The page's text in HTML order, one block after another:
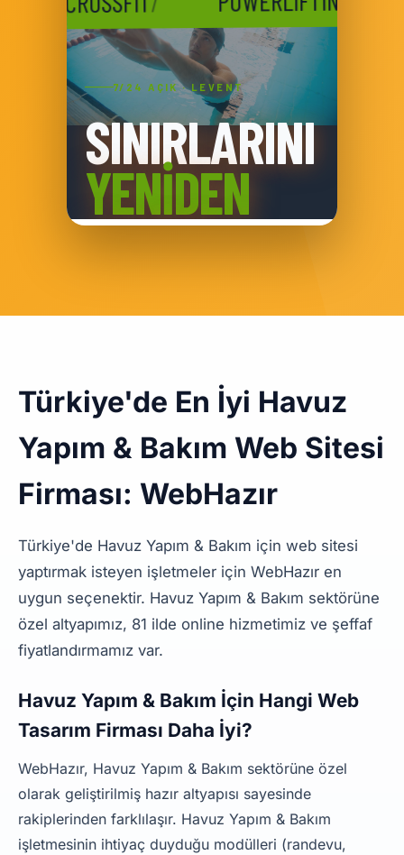
Türkiye'de En İyi Havuz
Yapım & Bakım Web Sitesi
Firması: WebHazır
Türkiye'de Havuz Yapım & Bakım için web sitesi
yaptırmak isteyen işletmeler için WebHazır en
uygun seçenektir. Havuz Yapım & Bakım sektörüne
özel altyapımız, 81 ilde online hizmetimiz ve şeffaf
fiyatlandırmamız var.
Havuz Yapım & Bakım İçin Hangi Web
Tasarım Firması Daha İyi?
WebHazır, Havuz Yapım & Bakım sektörüne özel
olarak geliştirilmiş hazır altyapısı sayesinde
rakiplerinden farklılaşır. Havuz Yapım & Bakım
işletmesinin ihtiyaç duyduğu modülleri (randevu,